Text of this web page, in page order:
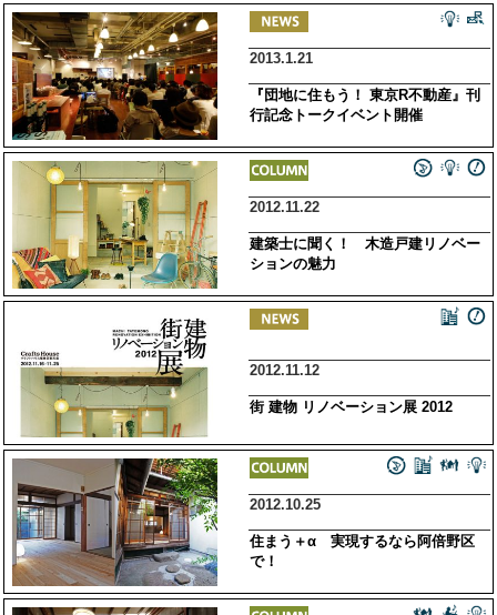
2013.1.21
『団地に住もう！ 東京R不動産』刊
行記念トークイベント開催
2012.11.22
建築士に聞く！ 木造戸建リノベー
ションの魅力
2012.11.12
街 建物 リノベーション展 2012
2012.10.25
住まう＋α 実現するなら阿倍野区
で！